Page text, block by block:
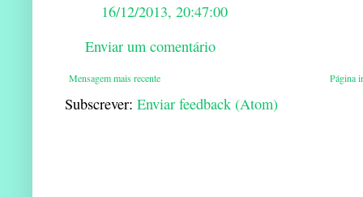
16/12/2013, 20:47:00
Enviar um comentário
Mensagem mais recente Página
Subscrever: Enviar feedback (Atom)